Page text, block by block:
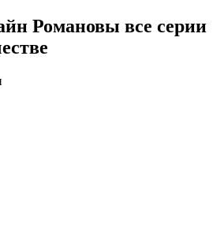
Романовы все серии